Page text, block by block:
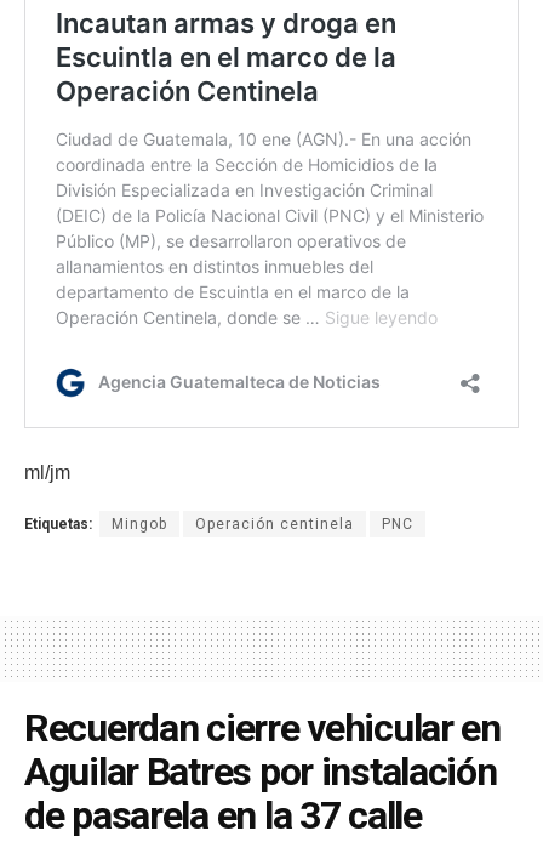
ml/jm
Etiquetas: Mingob Operación centinela PNC
Recuerdan cierre vehicular en
Aguilar Batres por instalación
de pasarela en la 37 calle